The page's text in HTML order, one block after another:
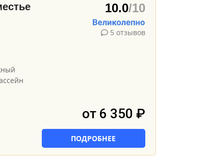
10.0/10
5 отзывов
от 6 350 ₽
ПОДРОБНЕЕ